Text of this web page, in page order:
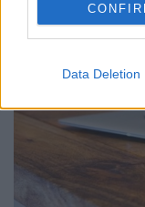
Data Deletion